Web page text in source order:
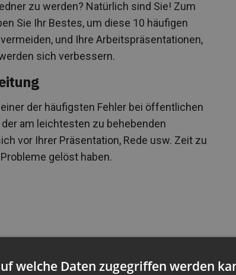
zu werden? Natürlich sind Sie! Zum
Sie Ihr Bestes, um diese 10 häufigen
und Ihre Arbeitspräsentationen,
sich verbessern.
der häufigsten Fehler bei öffentlichen
am leichtesten zu behebenden
vor Ihrer Präsentation, Rede usw. Zeit zu
gelöst haben.
welche Daten zugegriffen werden